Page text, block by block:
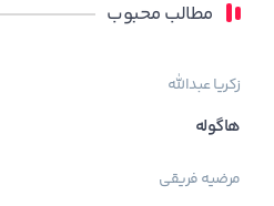
مطالب محبوب
زکریا عبدالله
هاگوله
مرضیه فریقی